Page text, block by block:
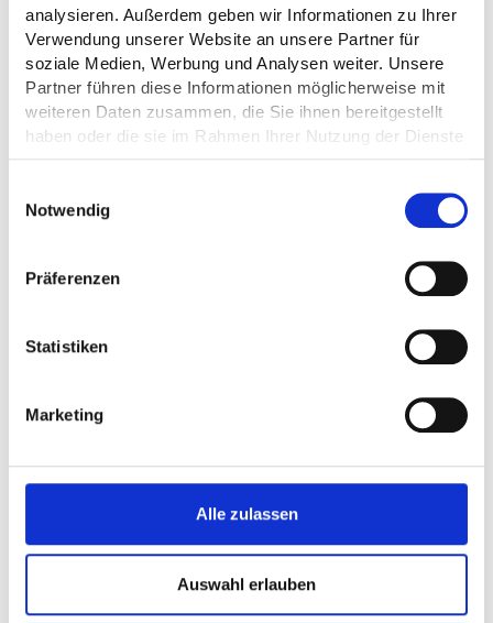
analysieren. Außerdem geben wir Informationen zu Ihrer
Verwendung unserer Website an unsere Partner für
soziale Medien, Werbung und Analysen weiter. Unsere
Partner führen diese Informationen möglicherweise mit
weiteren Daten zusammen, die Sie ihnen bereitgestellt
haben oder die sie im Rahmen Ihrer Nutzung der Dienste
Notwendig
Präferenzen
Statistiken
Marketing
Alle zulassen
Auswahl erlauben
Made in Germany
Den Aufbau können Sie bei Interesse leicht
selbst vornehmen. Für den Anschluss der
Dusche sprechen Sie dann Ihren
Sanitärfachmann an.
Wir beraten Sie gerne.
Wählen Sie ein Produkt